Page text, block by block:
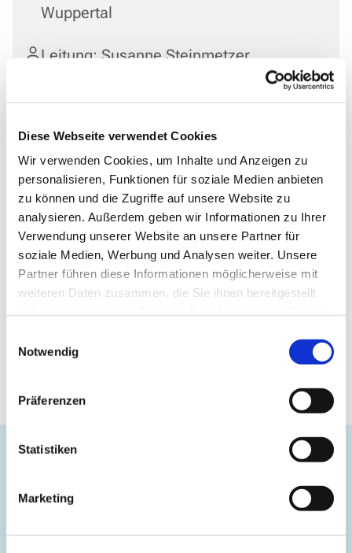
Diese Webseite verwendet Cookies
Wir verwenden Cookies, um Inhalte und Anzeigen zu
personalisieren, Funktionen für soziale Medien anbieten
zu können und die Zugriffe auf unsere Website zu
analysieren. Außerdem geben wir Informationen zu Ihrer
Verwendung unserer Website an unsere Partner für
soziale Medien, Werbung und Analysen weiter. Unsere
Partner führen diese Informationen möglicherweise mit
weiteren Daten zusammen, die Sie ihnen bereitgestellt
Notwendig
Präferenzen
Statistiken
Marketing
Wuppertal
Leitung: Susanne Steinmetzer
Kirchplatz 1